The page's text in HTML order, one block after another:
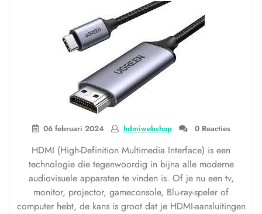
06 februari 2024 hdmiwebshop 0 Reacties
HDMI (High-Definition Multimedia Interface) is een
technologie die tegenwoordig in bijna alle moderne
audiovisuele apparaten te vinden is. Of je nu een tv,
monitor, projector, gameconsole, Blu-ray-speler of
computer hebt, de kans is groot dat je HDMI-aansluitingen